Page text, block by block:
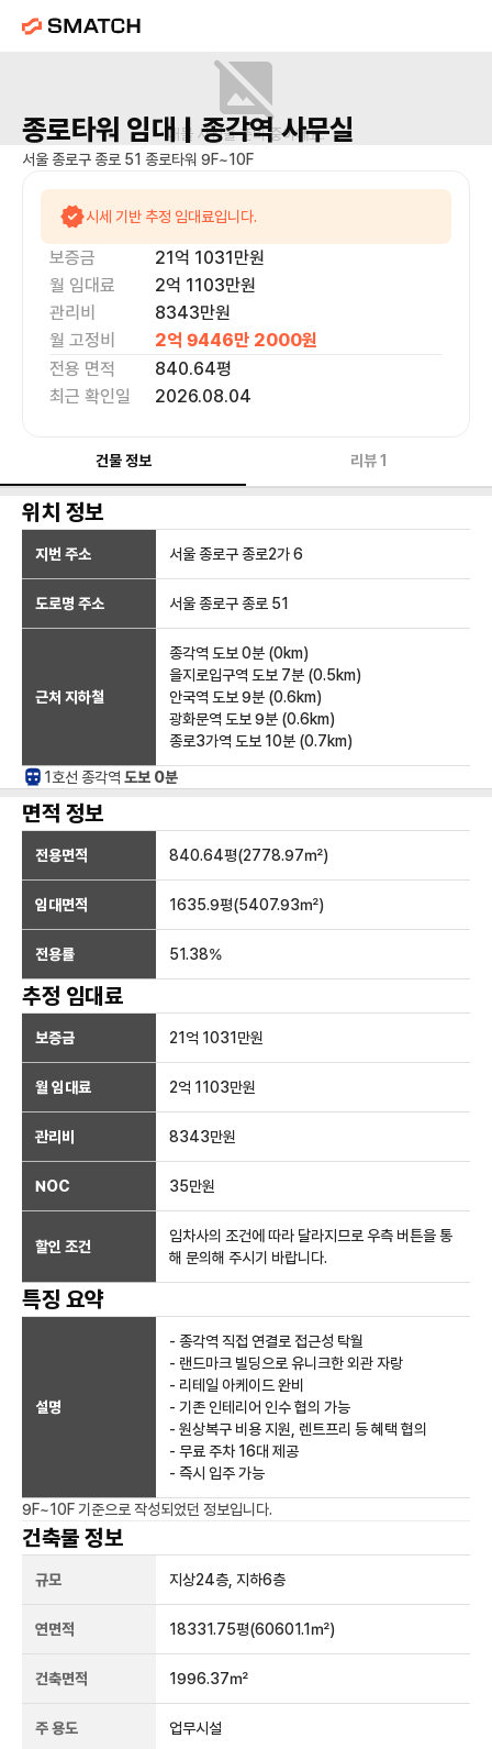
매물 사진을 준비 중이에요.
종로타워 임대 | 종각역사무실
서울 종로구 종로 51 종로타워 9F~10F
시세 기반 추정 임대료입니다.
보증금 21억 1031만원
월 임대료
2억 1103만원
관리비
8343만원
월 고정비
2억 9446만 2000원
전용 면적
840.64평
최근 확인일
2026.08.04
건물 정보 리뷰1
위치 정보
지번 주소 서울 종로구 종로2가 6
도로명 주소 서울 종로구 종로 51
근처 지하철
종각역 도보 0분 (0km)
을지로입구역 도보 7분 (0.5km)
안국역 도보 9분 (0.6km)
광화문역 도보 9분 (0.6km)
종로3가역 도보 10분 (0.7km)
1호선 종각역 도보 0분
면적 정보
전용면적 840.64평(2778.97㎡)
임대면적 1635.9평(5407.93㎡)
전용률 51.38%
추정 임대료
보증금 21억 1031만원
월 임대료 2억 1103만원
관리비 8343만원
NOC 35만원
할인 조건
임차사의 조건에 따라 달라지므로 우측 버튼을 통
해 문의해 주시기 바랍니다.
특징 요약
설명
- 종각역 직접 연결로 접근성 탁월
- 랜드마크 빌딩으로 유니크한 외관 자랑
- 리테일 아케이드 완비
- 기존 인테리어 인수 협의 가능
- 원상복구 비용 지원, 렌트프리 등 혜택 협의
- 무료 주차 16대 제공
- 즉시 입주 가능
9F~10F 기준으로 작성되었던 정보입니다.
건축물 정보
규모 지상24층, 지하6층
연면적 18331.75평(60601.1㎡)
건축면적 1996.37㎡
주 용도 업무시설